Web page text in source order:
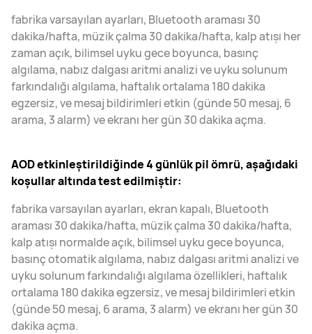
fabrika varsayılan ayarları, Bluetooth araması 30
dakika/hafta, müzik çalma 30 dakika/hafta, kalp atışı her
zaman açık, bilimsel uyku gece boyunca, basınç
algılama, nabız dalgası aritmi analizi ve uyku solunum
farkındalığı algılama, haftalık ortalama 180 dakika
egzersiz, ve mesaj bildirimleri etkin (günde 50 mesaj, 6
arama, 3 alarm) ve ekranı her gün 30 dakika açma.
AOD etkinleştirildiğinde 4 günlük pil ömrü, aşağıdaki
koşullar altında test edilmiştir:
fabrika varsayılan ayarları, ekran kapalı, Bluetooth
araması 30 dakika/hafta, müzik çalma 30 dakika/hafta,
kalp atışı normalde açık, bilimsel uyku gece boyunca,
basınç otomatik algılama, nabız dalgası aritmi analizi ve
uyku solunum farkındalığı algılama özellikleri, haftalık
ortalama 180 dakika egzersiz, ve mesaj bildirimleri etkin
(günde 50 mesaj, 6 arama, 3 alarm) ve ekranı her gün 30
dakika açma.